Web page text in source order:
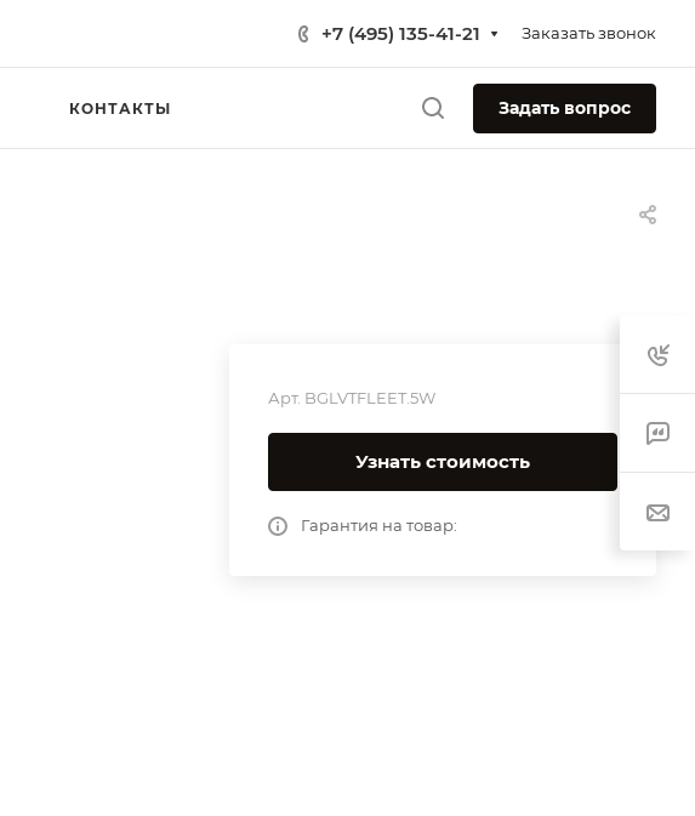
+7 (495) 135-41-21 Заказать звонок
КОНТАКТЫ Задать вопрос
Арт. BGLVTFLEET.5W
Узнать стоимость
Гарантия на товар: